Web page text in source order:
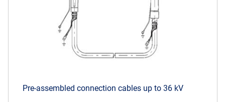
Pre-assembled connection cables up to 36 kV